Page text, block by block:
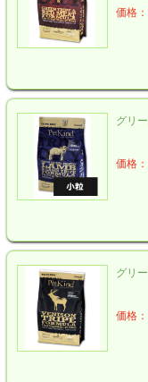
価格
グリ
価格
グリ
価格